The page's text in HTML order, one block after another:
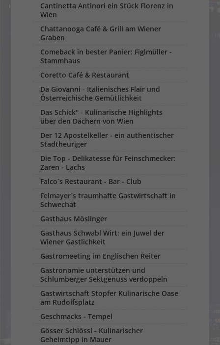
Cantinetta Antinori ein Stück Florenz in
Wien
Chattanooga Café & Grill am Wiener
Graben
Comeback in bester Panier: Figlmüller -
Stammhaus
Coretto Café & Restaurant
Da Giovanni - Italienisches Flair und
Österreichische Gemütlichkeit
Das Schick'' - Kulinarische Highlights
über den Dächern von Wien
Der 12 Apostelkeller - ein authentischer
Stadtheuriger
Die Top - Delikatesse für Feinschmecker:
Zaren - Lachs
Falco´s Restaurant - Bar - Club
Felmayer`s traumhafte Gastwirtschaft in
Schwechat
Gasthaus Möslinger
Gasthaus Schwabl Wirt: ein Juwel der
Wiener Gastlichkeit
Gastromeeting im Englischen Reiter
Gastronomie unterstützen und
Schlumberger Sektgenuss verdoppeln
Gastwirtschaft Stopfer Kulinarische Oase
am Rudolfsplatz
Geschmacks - Tempel
Gösser Schlössl - Kulinarischer
Geheimtipp in Mauer